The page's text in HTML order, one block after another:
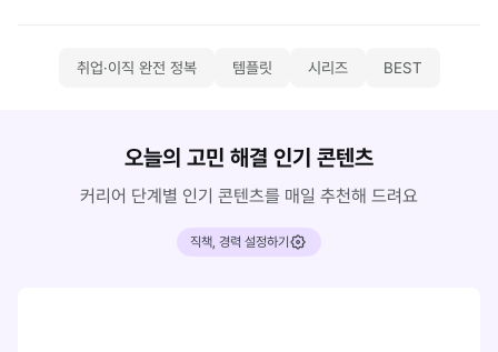
취업·이직 완전 정복 템플릿 시리즈 BEST
오늘의 고민 해결 인기 콘텐츠
커리어 단계별 인기 콘텐츠를 매일 추천해 드려요
직책, 경력 설정하기